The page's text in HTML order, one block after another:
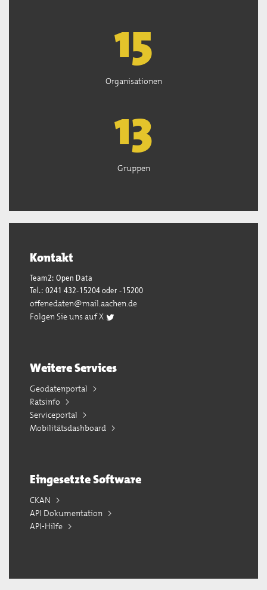
15
Organisationen
13
Gruppen
Kontakt
Team2: Open Data
Tel.: 0241 432-15204 oder -15200
offenedaten@mail.aachen.de
Folgen Sie uns auf X
Weitere Services
Geodatenportal
Ratsinfo
Serviceportal
Mobilitätsdashboard
Eingesetzte Software
CKAN
API Dokumentation
API-Hilfe